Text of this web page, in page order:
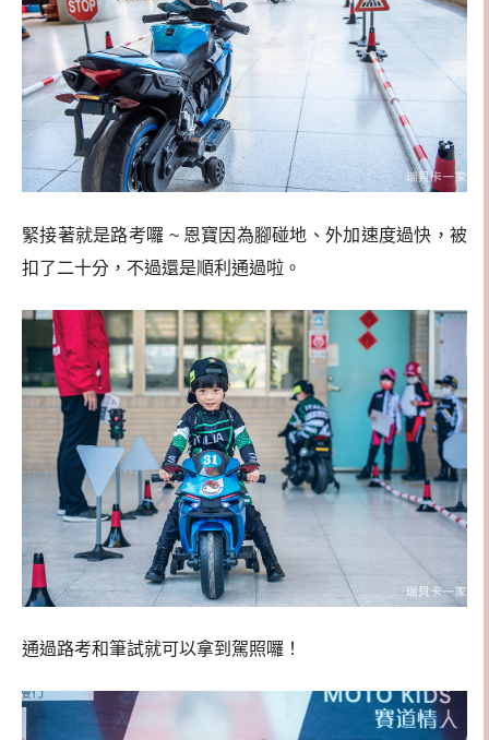
緊接著就是路考囉 ~ 恩寶因為腳碰地、外加速度過快，被
扣了二十分，不過還是順利通過啦。
通過路考和筆試就可以拿到駕照囉！